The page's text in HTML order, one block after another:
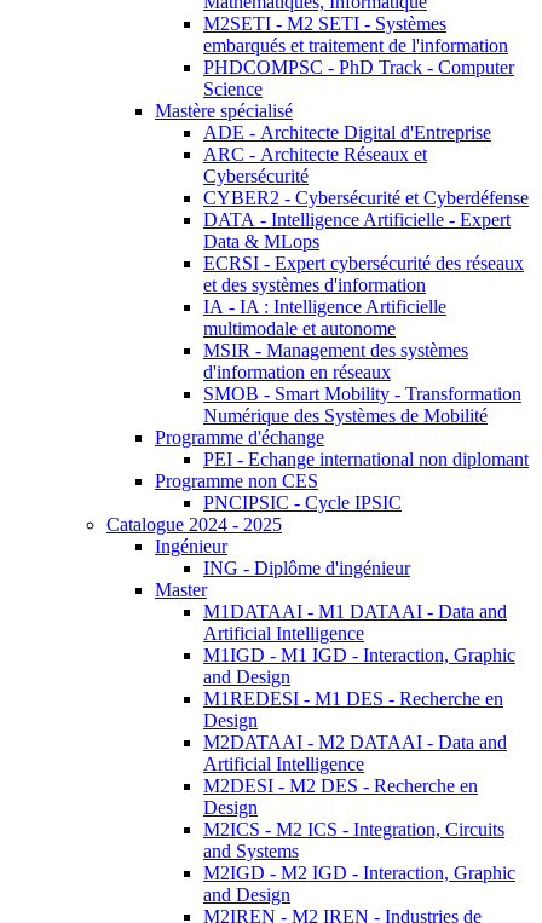
M2SETI - M2 SETI - Systèmes
embarqués et traitement de l'information
PHDCOMPSC - PhD Track - Computer
Science
Mastère spécialisé
ADE - Architecte Digital d'Entreprise
ARC - Architecte Réseaux et
Cybersécurité
CYBER2 - Cybersécurité et Cyberdéfense
DATA - Intelligence Artificielle - Expert
Data & MLops
ECRSI - Expert cybersécurité des réseaux
et des systèmes d'information
IA - IA : Intelligence Artificielle
multimodale et autonome
MSIR - Management des systèmes
d'information en réseaux
SMOB - Smart Mobility - Transformation
Numérique des Systèmes de Mobilité
Programme d'échange
PEI - Echange international non diplomant
Programme non CES
PNCIPSIC - Cycle IPSIC
Catalogue 2024 - 2025
Ingénieur
ING - Diplôme d'ingénieur
Master
M1DATAAI - M1 DATAAI - Data and
Artificial Intelligence
M1IGD - M1 IGD - Interaction, Graphic
and Design
M1REDESI - M1 DES - Recherche en
Design
M2DATAAI - M2 DATAAI - Data and
Artificial Intelligence
M2DESI - M2 DES - Recherche en
Design
M2ICS - M2 ICS - Integration, Circuits
and Systems
M2IGD - M2 IGD - Interaction, Graphic
and Design
M2IREN - M2 IREN - Industries de